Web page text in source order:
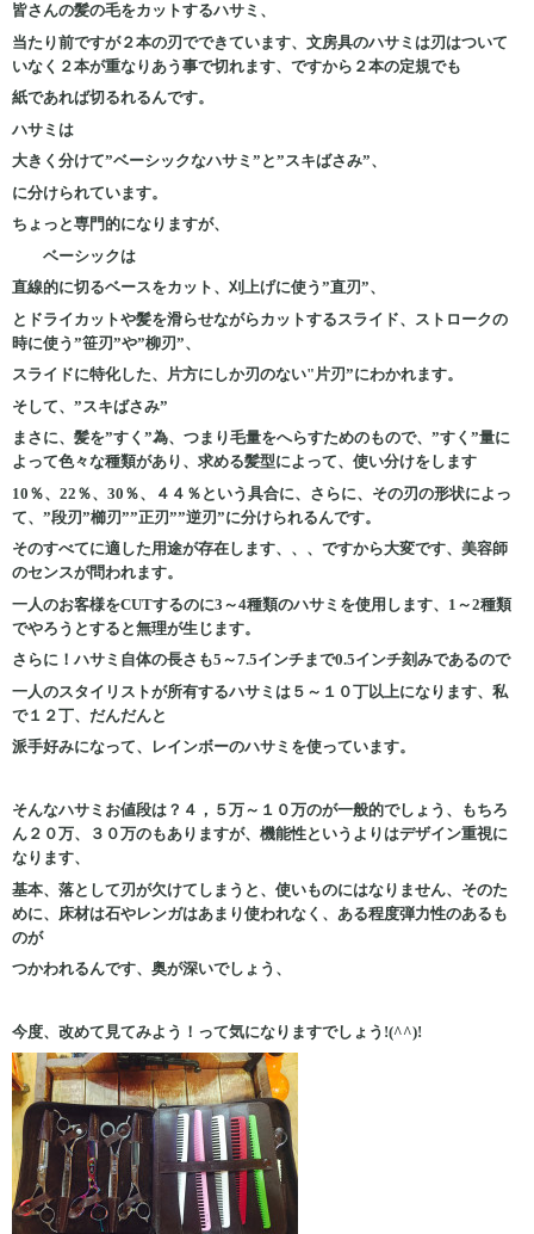
皆さんの髪の毛をカットするハサミ、
当たり前ですが２本の刃でできています、文房具のハサミは刃はついて
いなく２本が重なりあう事で切れます、ですから２本の定規でも
紙であれば切るれるんです。
ハサミは
大きく分けて”ベーシックなハサミ”と”スキばさみ”、
に分けられています。
ちょっと専門的になりますが、
ベーシックは
直線的に切るベースをカット、刈上げに使う”直刃”、
とドライカットや髪を滑らせながらカットするスライド、ストロークの
時に使う”笹刃”や”柳刃”、
スライドに特化した、片方にしか刃のない"片刃”にわかれます。
そして、”スキばさみ”
まさに、髪を”すく”為、つまり毛量をへらすためのもので、”すく”量に
よって色々な種類があり、求める髪型によって、使い分けをします
10％、22％、30％、４４％という具合に、さらに、その刃の形状によっ
て、”段刃”櫛刃””正刃””逆刃”に分けられるんです。
そのすべてに適した用途が存在します、、、ですから大変です、美容師
のセンスが問われます。
一人のお客様をCUTするのに3～4種類のハサミを使用します、1～2種類
でやろうとすると無理が生じます。
さらに！ハサミ自体の長さも5～7.5インチまで0.5インチ刻みであるので
一人のスタイリストが所有するハサミは５～１０丁以上になります、私
で１２丁、だんだんと
派手好みになって、レインボーのハサミを使っています。
そんなハサミお値段は？４，５万～１０万のが一般的でしょう、もちろ
ん２０万、３０万のもありますが、機能性というよりはデザイン重視に
なります、
基本、落として刃が欠けてしまうと、使いものにはなりません、そのた
めに、床材は石やレンガはあまり使われなく、ある程度弾力性のあるも
のが
つかわれるんです、奥が深いでしょう、
今度、改めて見てみよう！って気になりますでしょう!(^^)!